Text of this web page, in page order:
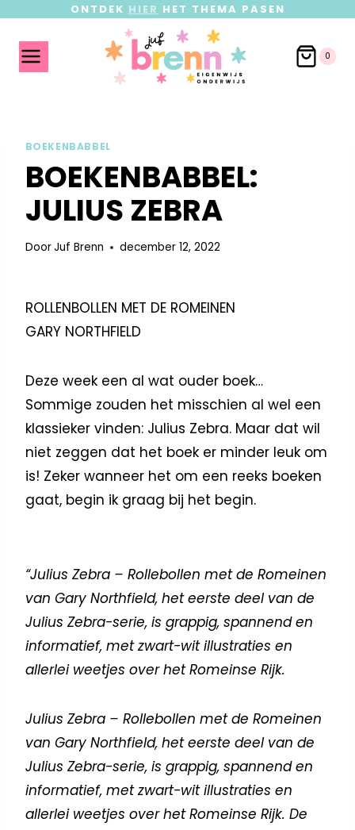
ONTDEK HIER HET THEMA PASEN
0
BOEKENBABBEL
BOEKENBABBEL:
JULIUS ZEBRA
DoorJuf Brenn december 12, 2022
ROLLENBOLLEN MET DE ROMEINEN
GARY NORTHFIELD
Deze week een al wat ouder boek…
Sommige zouden het misschien al wel een
klassieker vinden: Julius Zebra. Maar dat wil
niet zeggen dat het boek er minder leuk om
is! Zeker wanneer het om een reeks boeken
gaat, begin ik graag bij het begin.
“Julius Zebra – Rollebollen met de Romeinen
van Gary Northfield, het eerste deel van de
Julius Zebra-serie, is grappig, spannend en
informatief, met zwart-wit illustraties en
allerlei weetjes over het Romeinse Rijk.
Julius Zebra – Rollebollen met de Romeinen
van Gary Northfield, het eerste deel van de
Julius Zebra-serie, is grappig, spannend en
informatief, met zwart-wit illustraties en
allerlei weetjes over het Romeinse Rijk. De